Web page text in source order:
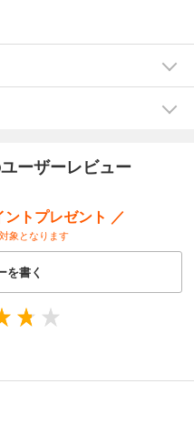
値がつくようになっていた。
ロシーが急病に！さらにマン
て不動産交渉の行方は？
描く、スリリングでチャーミン
ーザーレビュー
トプレゼント ／
象となります
を書く